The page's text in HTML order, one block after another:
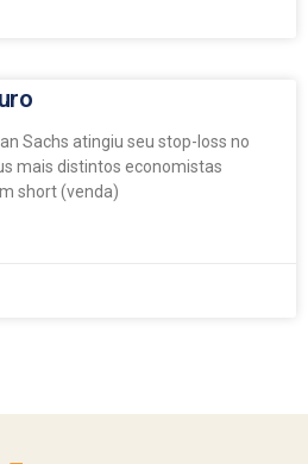
Sachs atingiu seu stop-loss no
mais distintos economistas
short (venda)